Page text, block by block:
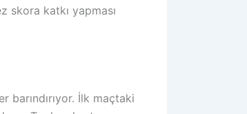
skora katkı yapması
İlk maçtaki